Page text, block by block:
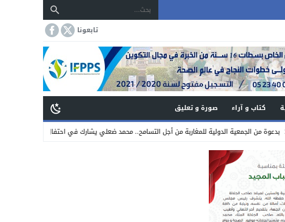
تابعونا
كتاب و آراء
صورة و تعليق
الدولية للمغاربة من أجل التسامح.. محمد ضعلي يشارك في احتفال عيد العرش المجيد